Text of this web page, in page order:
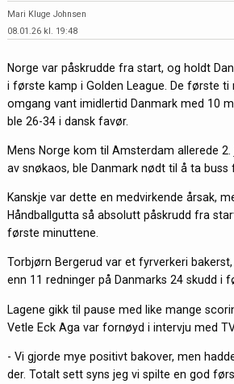
Mari Kluge Johnsen
08.01.26 kl. 19:48
Norge var påskrudde fra start, og holdt
i første kamp i Golden League. De første ti
omgang vant imidlertid Danmark med 10
ble 26-34 i dansk favør.
Mens Norge kom til Amsterdam allerede
av snøkaos, ble Danmark nødt til å ta buss
Kanskje var dette en medvirkende årsak,
Håndballgutta så absolutt påskrudd fra
første minuttene.
Torbjørn Bergerud var et fyrverkeri
enn 11 redninger på Danmarks 24 skudd i
Lagene gikk til pause med like mange
Vetle Eck Aga var fornøyd i intervju med
- Vi gjorde mye positivt bakover, men
der. Totalt sett syns jeg vi spilte en god